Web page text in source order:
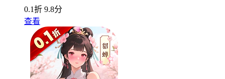
0.1折 9.8分
查看